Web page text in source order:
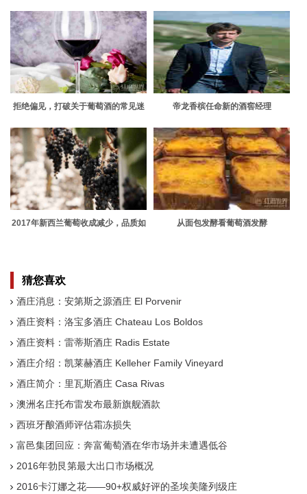
拒绝偏见，打破关于葡萄酒的常见迷
帝龙香槟任命新的酒窖经理
2017年新西兰葡萄收成减少，品质如
从面包发酵看葡萄酒发酵
猜您喜欢
酒庄消息：安第斯之源酒庄 El Porvenir
酒庄资料：洛宝多酒庄 Chateau Los Boldos
酒庄资料：雷蒂斯酒庄 Radis Estate
酒庄介绍：凯莱赫酒庄 Kelleher Family Vineyard
酒庄简介：里瓦斯酒庄 Casa Rivas
澳洲名庄托布雷发布最新旗舰酒款
西班牙酿酒师评估霜冻损失
富邑集团回应：奔富葡萄酒在华市场并未遭遇低谷
2016年勃艮第最大出口市场概况
2016卡汀娜之花——90+权威好评的圣埃美隆列级庄